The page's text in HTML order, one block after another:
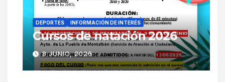
DEPORTES INFORMACIÓN DE INTERÉS
Cursos de natación 2026
8 JUNIO, 2026